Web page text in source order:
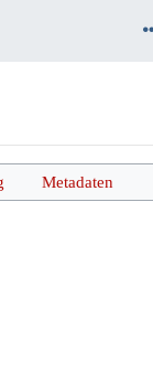
Metadaten